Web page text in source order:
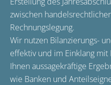
zwischen
Rechnungslegung.
Wir nutzen Bilanzierungs-
effektiv und im Einklang
Ihnen aussagekräftige
wie Banken und